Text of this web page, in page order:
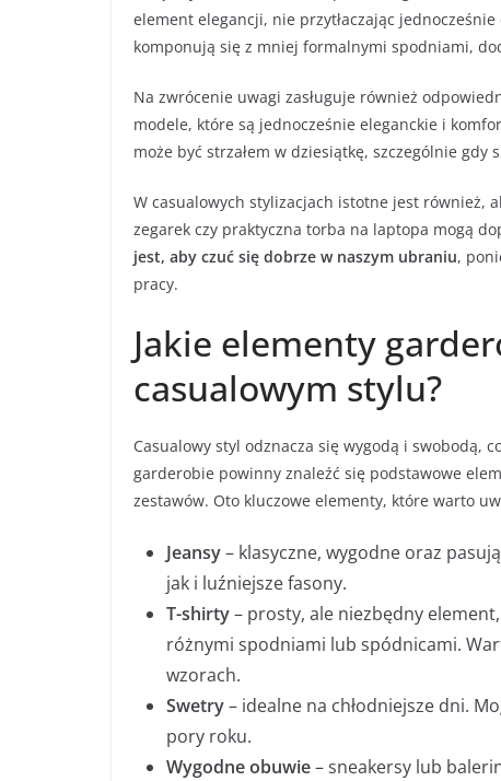
element elegancji, nie przytłaczając
komponują się z mniej formalnymi spodniami,
Na zwrócenie uwagi zasługuje również
modele, które są jednocześnie eleganckie i
może być strzałem w dziesiątkę, szczególnie gdy
W casualowych stylizacjach istotne jest również,
zegarek czy praktyczna torba na laptopa mogą
jest, aby czuć się dobrze w naszym ubraniu,
pracy.
Jakie elementy
casualowym stylu?
Casualowy styl odznacza się wygodą i swobodą,
garderobie powinny znaleźć się podstawowe
zestawów. Oto kluczowe elementy, które warto
Jeansy– klasyczne, wygodne oraz
jak i luźniejsze fasony.
T-shirty– prosty, ale niezbędny
różnymi spodniami lub spódnicami.
wzorach.
Swetry– idealne na chłodniejsze dni.
pory roku.
Wygodne obuwie– sneakersy lub